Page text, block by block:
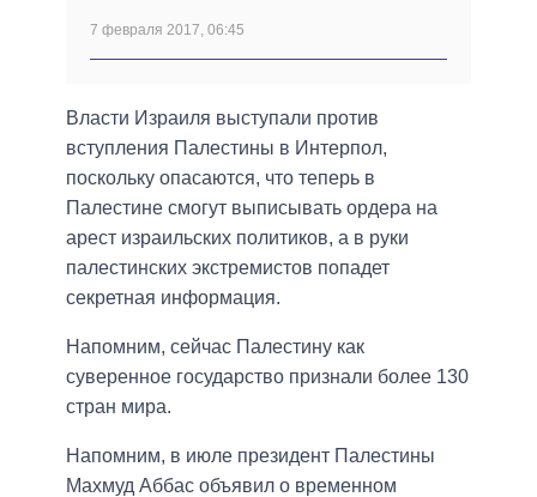
7 февраля 2017, 06:45
Власти Израиля выступали против
вступления Палестины в Интерпол,
поскольку опасаются, что теперь в
Палестине смогут выписывать ордера на
арест израильских политиков, а в руки
палестинских экстремистов попадет
секретная информация.
Напомним, сейчас Палестину как
суверенное государство признали более 130
стран мира.
Напомним, в июле президент Палестины
Махмуд Аббас объявил о временном